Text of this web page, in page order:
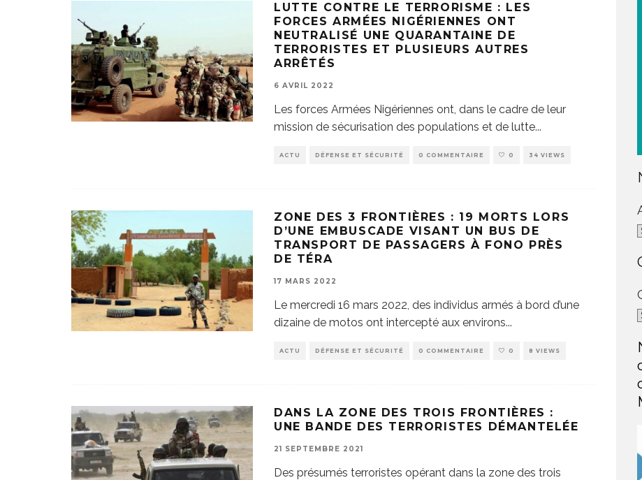
LUTTE CONTRE LE TERRORISME : LES
FORCES ARMÉES NIGÉRIENNES ONT
NEUTRALISÉ UNE QUARANTAINE DE
TERRORISTES ET PLUSIEURS AUTRES
ARRÊTÉS
6 AVRIL 2022
Les forces Armées Nigériennes ont, dans le cadre de leur
mission de sécurisation des populations et de lutte...
ACTU DÉFENSE ET SÉCURITÉ 0 COMMENTAIRE 0 34 VIEWS
ZONE DES 3 FRONTIÈRES : 19 MORTS LORS
D’UNE EMBUSCADE VISANT UN BUS DE
TRANSPORT DE PASSAGERS À FONO PRÈS
DE TÉRA
17 MARS 2022
Le mercredi 16 mars 2022, des individus armés à bord d’une
dizaine de motos ont intercepté aux environs...
ACTU DÉFENSE ET SÉCURITÉ 0 COMMENTAIRE 0 8 VIEWS
DANS LA ZONE DES TROIS FRONTIÈRES :
UNE BANDE DES TERRORISTES DÉMANTELÉE
21 SEPTEMBRE 2021
Des présumés terroristes opérant dans la zone des trois